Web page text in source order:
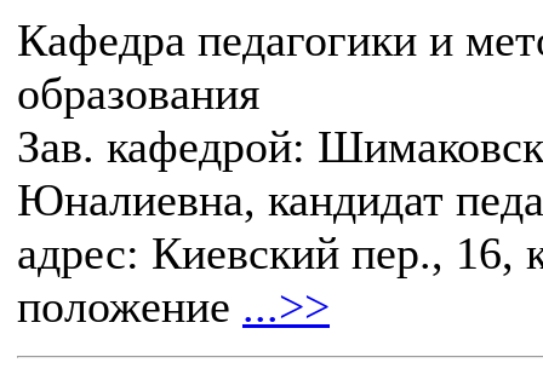
Кафедра педагогики и
образования
Зав. кафедрой:
Юналиевна, кандидат
адрес: Киевский пер., 16,
положение ...>>